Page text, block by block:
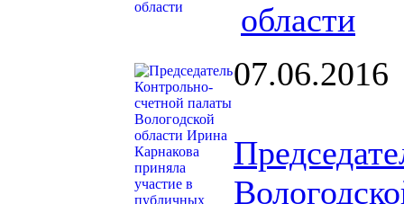
области
07.06.2016